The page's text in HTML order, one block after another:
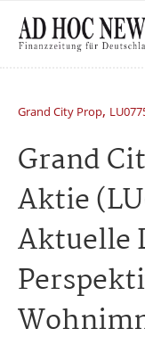
Grand City Prop,
Grand
Aktie
Aktuelle